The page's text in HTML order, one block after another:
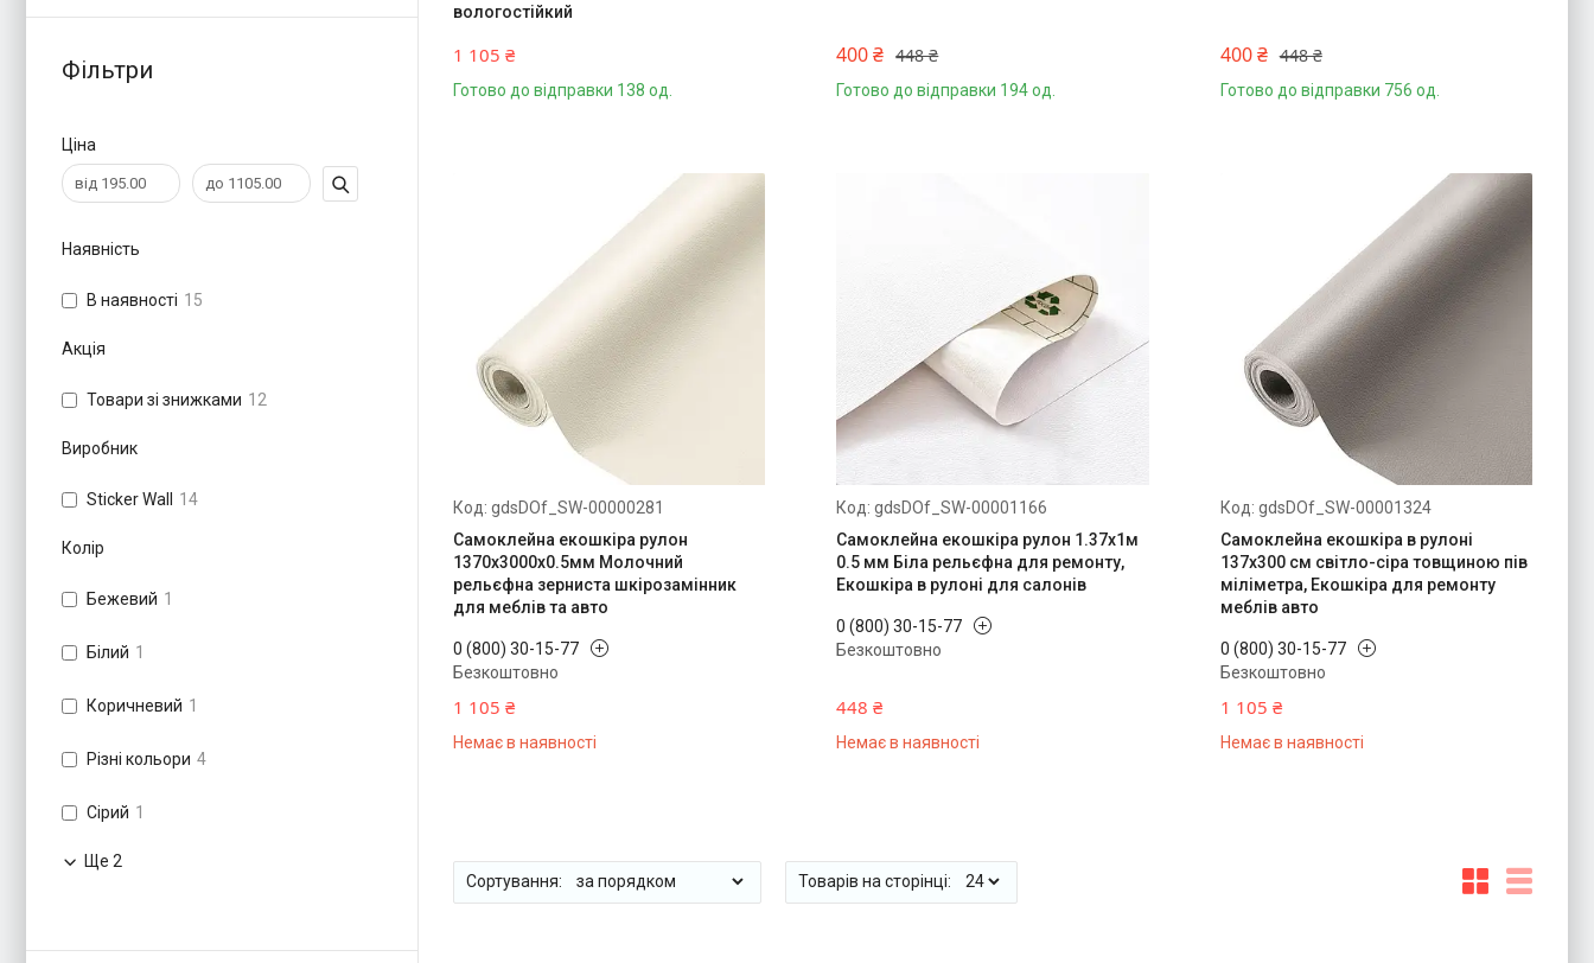
вологостійкий
1 105 ₴
Готово до відправки 138 од.
448 ₴
400 ₴
Готово до відправки 194 од.
448 ₴
400 ₴
Готово до відправки 756 од.
gdsDOf_SW-00000281
Самоклейна екошкіра рулон
1370x3000x0.5мм Молочний
рельєфна зерниста шкірозамінник
для меблів та авто
0 (800) 30-15-77
Безкоштовно
1 105 ₴
Немає в наявності
gdsDOf_SW-00001166
Самоклейна екошкіра рулон 1.37х1м
0.5 мм Біла рельєфна для ремонту,
Екошкіра в рулоні для салонів
0 (800) 30-15-77
Безкоштовно
448 ₴
Немає в наявності
gdsDOf_SW-00001324
Самоклейна екошкіра в рулоні
137х300 см світло-сіра товщиною пів
міліметра, Екошкіра для ремонту
меблів авто
0 (800) 30-15-77
Безкоштовно
1 105 ₴
Немає в наявності
Фільтри
Ціна
Наявність
В наявності 15
Акція
Товари зі знижками 12
Виробник
Sticker Wall 14
Колір
Бежевий 1
Білий 1
Коричневий 1
Різні кольори 4
Сірий 1
Ще 2